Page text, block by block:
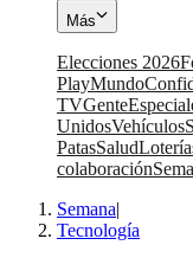
Más
Elecciones 2026
PlayMundo
TVGente
UnidosVehículos
PatasSalud
colaboración
Semana|
Tecnología